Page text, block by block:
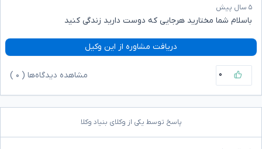
۵ سال پیش
باسلام شما مختارید هرجایی که دوست دارید زندگی کنید
دریافت مشاوره از این وکیل
۰ مشاهده دیدگاه‌ها ( ۰
پاسخ توسط یکی از وکلای بنیاد وکلا